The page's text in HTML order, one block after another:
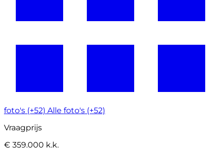
foto's (+52) Alle foto's (+52)
Vraagprijs
€ 359.000 k.k.